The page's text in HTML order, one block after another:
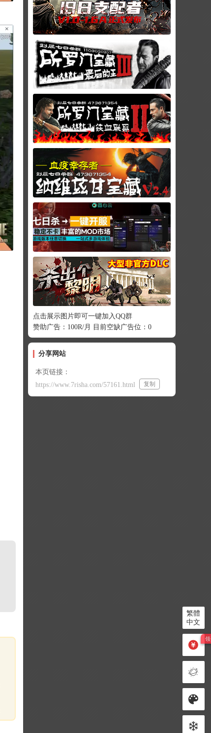
点击展示图片即可一键加入QQ群
赞助广告：100R/月 目前空缺广告位：0
分享网站
本页链接：
https://www.7risha.com/57161.html
复制
繁體
中文